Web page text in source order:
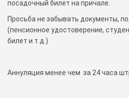
посадочный билет на причале.
Просьба не забывать документы,
(пенсионное удостоверение,
билет и т.д.)
Аннуляция менее чем за 24 часа